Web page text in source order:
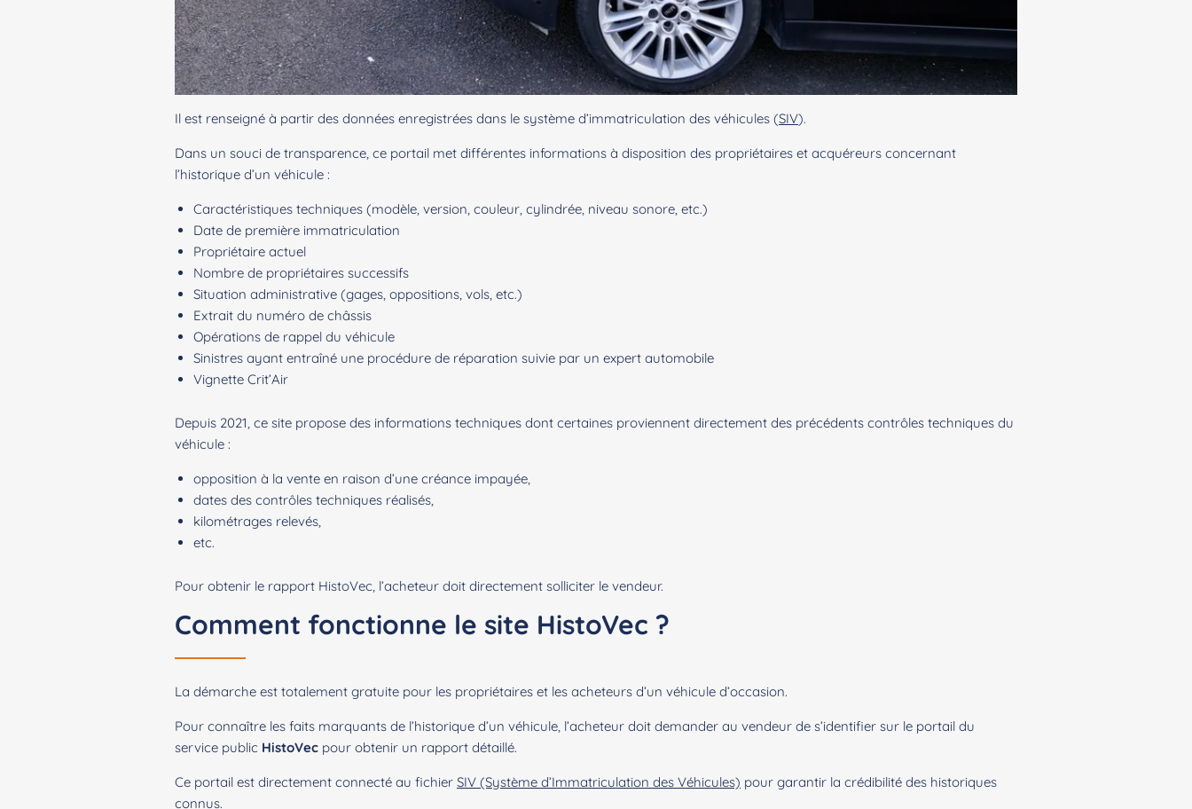
Il est renseigné à partir des données enregistrées dans le système d’immatriculation des véhicules (SIV).
Dans un souci de transparence, ce portail met différentes informations à disposition des propriétaires et acquéreurs concernant
l’historique d’un véhicule :
Caractéristiques techniques (modèle, version, couleur, cylindrée, niveau sonore, etc.)
Date de première immatriculation
Propriétaire actuel
Nombre de propriétaires successifs
Situation administrative (gages, oppositions, vols, etc.)
Extrait du numéro de châssis
Opérations de rappel du véhicule
Sinistres ayant entraîné une procédure de réparation suivie par un expert automobile
Vignette Crit’Air
Depuis 2021, ce site propose des informations techniques dont certaines proviennent directement des précédents contrôles techniques du
véhicule :
opposition à la vente en raison d’une créance impayée,
dates des contrôles techniques réalisés,
kilométrages relevés,
etc.
Pour obtenir le rapport HistoVec, l’acheteur doit directement solliciter le vendeur.
Comment fonctionne le site HistoVec ?
La démarche est totalement gratuite pour les propriétaires et les acheteurs d’un véhicule d’occasion.
Pour connaître les faits marquants de l’historique d’un véhicule, l’acheteur doit demander au vendeur de s’identifier sur le portail du
service public HistoVec pour obtenir un rapport détaillé.
Ce portail est directement connecté au fichier SIV (Système d’Immatriculation des Véhicules) pour garantir la crédibilité des historiques
connus.